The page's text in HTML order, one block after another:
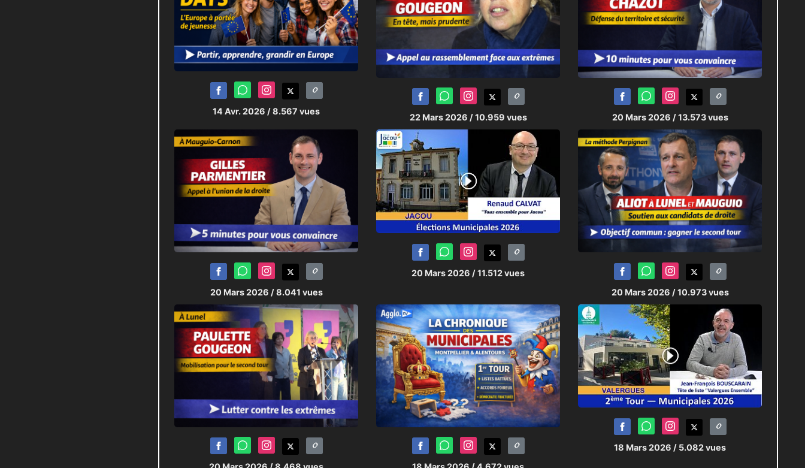
14 Avr. 2026 / 8.567 vues
22 Mars 2026 / 10.959 vues 20 Mars 2026 / 13.573 vues
20 Mars 2026 / 8.041 vues
20 Mars 2026 / 11.512 vues
20 Mars 2026 / 10.973 vues
18 Mars 2026 / 5.082 vues